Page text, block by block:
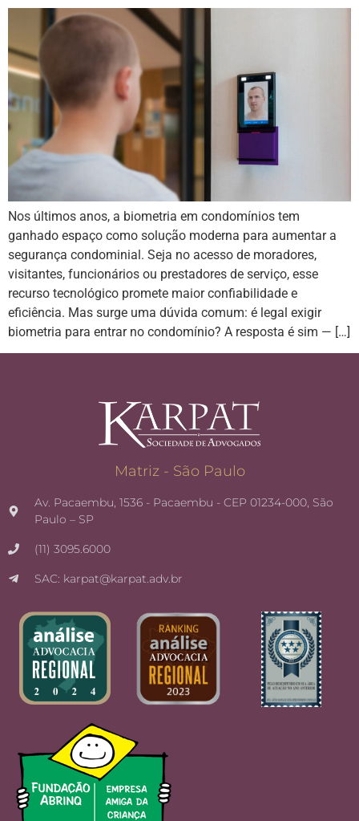
Nos últimos anos, a biometria em condomínios tem
ganhado espaço como solução moderna para aumentar a
segurança condominial. Seja no acesso de moradores,
visitantes, funcionários ou prestadores de serviço, esse
recurso tecnológico promete maior confiabilidade e
eficiência. Mas surge uma dúvida comum: é legal exigir
biometria para entrar no condomínio? A resposta é sim — […]
Matriz - São Paulo
Av. Pacaembu, 1536 - Pacaembu - CEP 01234-000, São
Paulo – SP
(11) 3095.6000
SAC: karpat@karpat.adv.br